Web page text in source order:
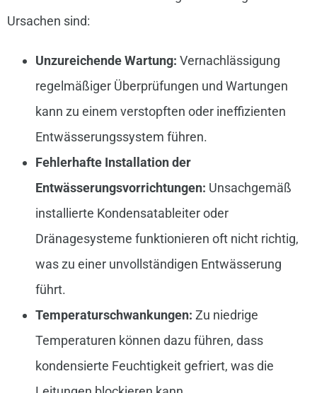
Ursachen sind:
Unzureichende Wartung: Vernachlässigung
regelmäßiger Überprüfungen und Wartungen
kann zu einem verstopften oder ineffizienten
Entwässerungssystem führen.
Fehlerhafte Installation der
Entwässerungsvorrichtungen: Unsachgemäß
installierte Kondensatableiter oder
Dränagesysteme funktionieren oft nicht richtig,
was zu einer unvollständigen Entwässerung
führt.
Temperaturschwankungen: Zu niedrige
Temperaturen können dazu führen, dass
kondensierte Feuchtigkeit gefriert, was die